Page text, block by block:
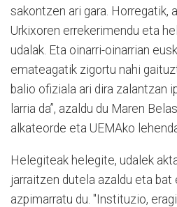
sakontzen ari gara. Horregatik,
Urkixoren errekerimendu eta
udalak. Eta oinarri-oinarrian
emateagatik zigortu nahi
balio ofiziala ari dira zalantzan
larria da”, azaldu du Maren
alkateorde eta UEMAko
Helegiteak helegite, udalek
jarraitzen dutela azaldu eta bat
azpimarratu du. "Instituzio,